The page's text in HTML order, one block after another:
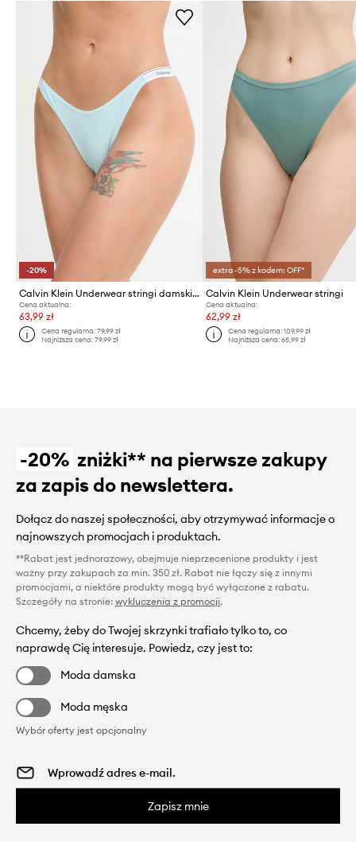
-20%
Calvin Klein Underwear stringi damskie bawełniane z elastanem
Cena aktualna:
63,99 zł
Cena regularna:79,99 zł
Najniższa cena:79,99 zł
extra -5% z kodem: OFF*
Calvin Klein Underwear stringi
Cena aktualna:
62,99 zł
Cena regularna: 109,99 zł
Najniższa cena: 65,99 zł
-20% zniżki** na pierwsze zakupy
za zapis do newslettera.
Dołącz do naszej społeczności, aby otrzymywać informacje o
najnowszych promocjach i produktach.
**Rabat jest jednorazowy, obejmuje nieprzecenione produkty i jest
ważny przy zakupach za min. 350 zł. Rabat nie łączy się z innymi
promocjami, a niektóre produkty mogą być wyłączone z rabatu.
Szczegóły na stronie: wykluczenia z promocji.
Chcemy, żeby do Twojej skrzynki trafiało tylko to, co
naprawdę Cię interesuje. Powiedz, czy jest to:
Moda damska
Moda męska
Wybór oferty jest opcjonalny
Zapisz mnie